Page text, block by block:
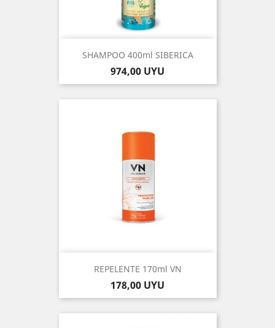
SHAMPOO 400ml SIBERICA
Precio
974,00 UYU
REPELENTE 170ml VN
Precio
178,00 UYU